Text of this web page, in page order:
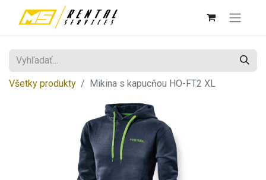
Všetky produkty Mikina s kapucňou HO-FT2 XL